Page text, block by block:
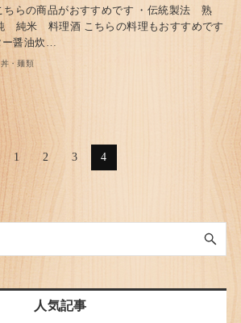
ちらの商品がおすすめです ・伝統製法 熟
純米 料理酒 こちらの料理もおすすめです
ー醤油炊…
丼・麺類
1 2 3 4
人気記事